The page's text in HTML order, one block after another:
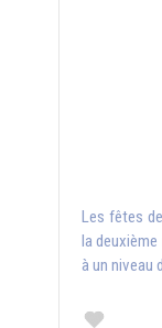
Les fêtes
la
à un niveau